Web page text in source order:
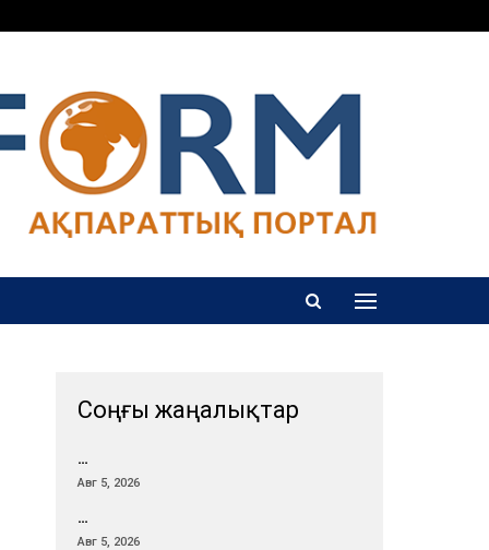
Соңғы жаңалықтар
…
Авг 5, 2026
…
Авг 5, 2026